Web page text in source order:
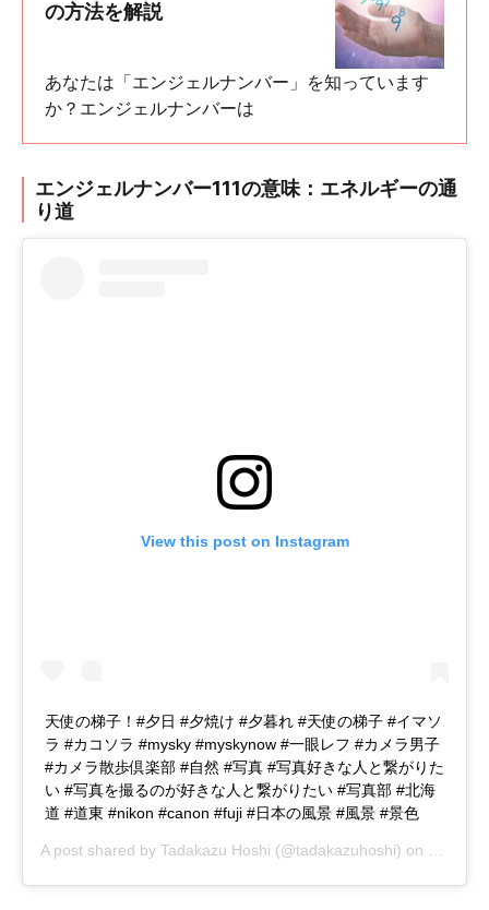
の方法を解説
あなたは「エンジェルナンバー」を知っています
か？エンジェルナンバーは
エンジェルナンバー111の意味：エネルギーの通
り道
View this post on Instagram
天使の梯子！#夕日 #夕焼け #夕暮れ #天使の梯子 #イマソ
ラ #カコソラ #mysky #myskynow #一眼レフ #カメラ男子
#カメラ散歩倶楽部 #自然 #写真 #写真好きな人と繋がりた
い #写真を撮るのが好きな人と繋がりたい #写真部 #北海
道 #道東 #nikon #canon #fuji #日本の風景 #風景 #景色
A post shared by Tadakazu Hoshi (@tadakazuhoshi) on